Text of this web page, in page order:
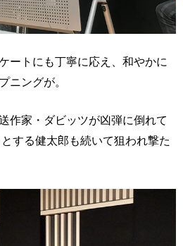
ートにも丁寧に応え、和やかに
ニングが。
作家・ダビッツが凶弾に倒れて
する健太郎も続いて狙われ撃た